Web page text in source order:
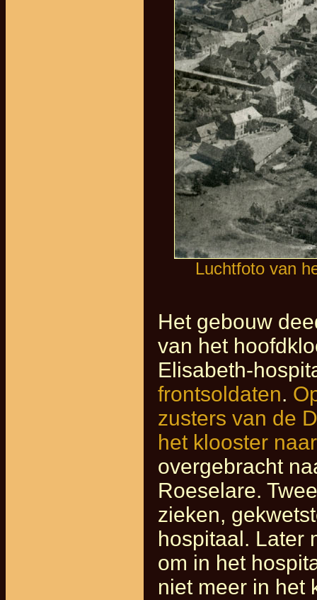
Luchtfoto van
Het gebouw
van het
Elisabeth-
frontsoldaten.
zusters van de
het klooster
overgebracht
Roeselare.
zieken,
hospitaal. Later
om in het
niet meer in het